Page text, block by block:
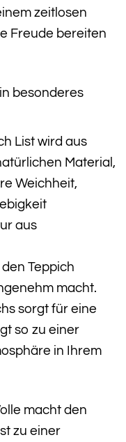
zeitlosen
Freude bereiten
besonderes
List wird aus
Material,
Weichheit,
aus
Teppich
macht.
sorgt für eine
so zu einer
in Ihrem
macht den
zu einer